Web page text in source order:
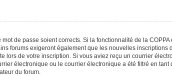
de passe soient corrects. Si la fonctionnalité de la
forums exigeront également que les nouvelles
lors de votre inscription. Si vous aviez reçu un courrier
électronique ou le courrier électronique a été filtré en
du forum.